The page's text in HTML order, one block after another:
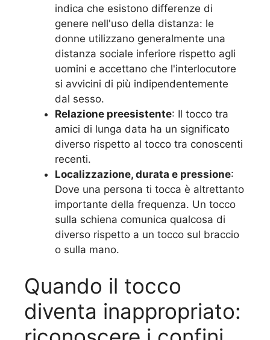
indica che esistono differenze di
genere nell'uso della distanza: le
donne utilizzano generalmente una
distanza sociale inferiore rispetto agli
uomini e accettano che l'interlocutore
si avvicini di più indipendentemente
dal sesso.
Relazione preesistente: Il tocco tra
amici di lunga data ha un significato
diverso rispetto al tocco tra conoscenti
recenti.
Localizzazione, durata e pressione:
Dove una persona ti tocca è altrettanto
importante della frequenza. Un tocco
sulla schiena comunica qualcosa di
diverso rispetto a un tocco sul braccio
o sulla mano.
Quando il tocco
diventa inappropriato: